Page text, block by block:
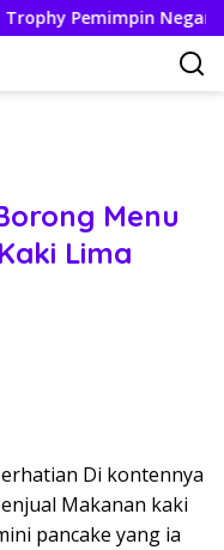
Negara 2026
Menu
Lima
Di kontennya
Makanan kaki
pancake yang ia